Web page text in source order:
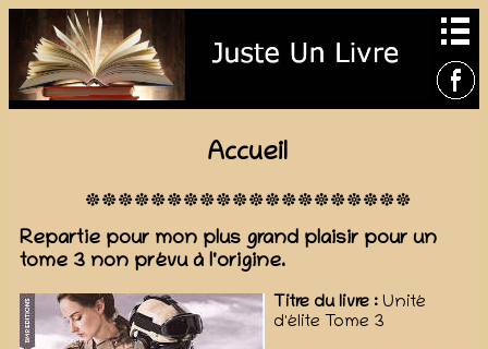
Accueil
Repartie pour mon plus grand plaisir pour un
tome 3 non prévu à l'origine.
Titre du livre : Unité
d'élite Tome 3